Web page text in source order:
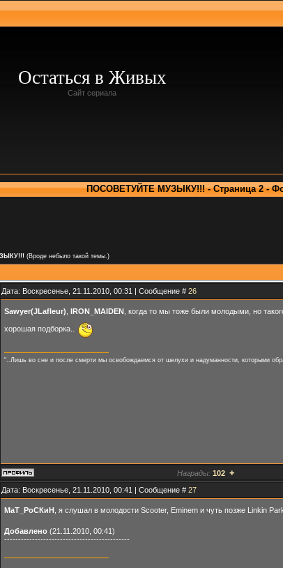
Остаться в Живых
Сайт сериала
ПОСОВЕТУЙТЕ МУЗЫКУ!!! - Страница 2 -
(Вроде небыло такой темы.)
Дата: Воскресенье, 21.11.2010, 00:31 | Сообщение # 26
Sawyer(JLafleur) IRON_MAIDEN, когда то мы тоже были молодыми, но
хорошая подборка..
"..Лишь во сне и после смерти мы освобождаемся от шелухи и надуманности, которыми
Награды: 102 +
Дата: Воскресенье, 21.11.2010, 00:41 | Сообщение # 27
МаТ_РоСКиН, я слушал в молодости Scooter, Eminem и чуть позже Linkin
Добавлено(21.11.2010, 00:41)
---------------------------------------------